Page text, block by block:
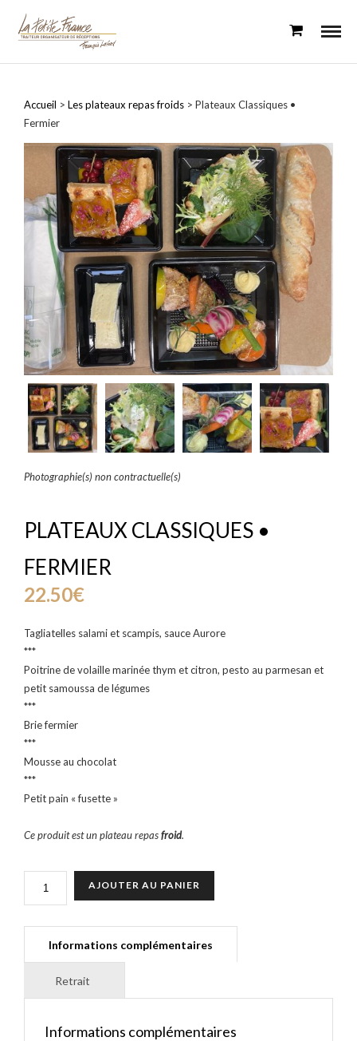
Accueil > Les plateaux repas froids > Plateaux Classiques •
Fermier
Photographie(s) non contractuelle(s)
PLATEAUX CLASSIQUES •
FERMIER
22.50€
Tagliatelles salami et scampis, sauce Aurore
***
Poitrine de volaille marinée thym et citron, pesto au parmesan et
petit samoussa de légumes
***
Brie fermier
***
Mousse au chocolat
***
Petit pain « fusette »
Ce produit est un plateau repasfroid.
AJOUTER AU PANIER
Informations complémentaires